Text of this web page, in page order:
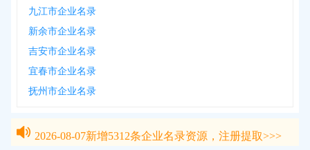
九江市企业名录
新余市企业名录
吉安市企业名录
宜春市企业名录
抚州市企业名录
新增 条企业名录资源，注册提取>>>